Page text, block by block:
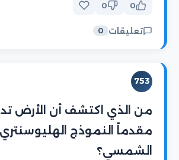
0
0
تعليقات 0
753
من الذي اكتشف أن الأرض
مقدماً النموذج
الشمسي؟